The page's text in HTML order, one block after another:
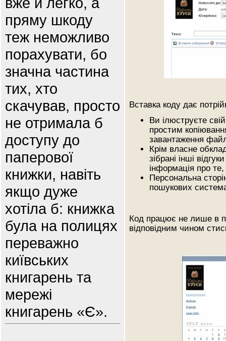
пряму шкоду
теж неможливо
порахувати, бо
значна частина
тих, хто
скачував, просто
не отримала б
доступу до
паперової
книжки, навіть
якщо дуже
хотіла б: книжка
була на полицях
переважно
київських
книгарень та
мережі
книгарень «Є».
Вставка коду дає
Ви ілюструєте
простим
завантаження
Крім власне
зібрані інші
інформація про
Персональна
пошукових
Код працює не лише в
відповідним чином